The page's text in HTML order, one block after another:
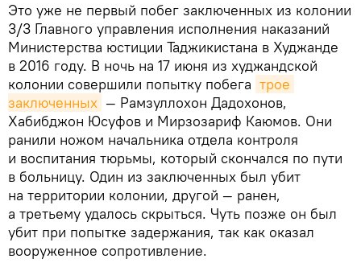
Это уже не первый побег заключенных из колонии
3/3 Главного управления исполнения наказаний
Министерства юстиции Таджикистана в Худжанде
в 2016 году. В ночь на 17 июня из худжандской
колонии совершили попытку побега трое
заключенных — Рамзуллохон Дадохонов,
Хабибджон Юсуфов и Мирзозариф Каюмов. Они
ранили ножом начальника отдела контроля
и воспитания тюрьмы, который скончался по пути
в больницу. Один из заключенных был убит
на территории колонии, другой — ранен,
а третьему удалось скрыться. Чуть позже он был
убит при попытке задержания, так как оказал
вооруженное сопротивление.